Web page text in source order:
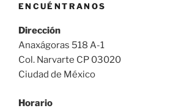
ENCUÉNTRANOS
Dirección
Anaxágoras 518 A-1
Col. Narvarte CP 03020
Ciudad de México
Horario